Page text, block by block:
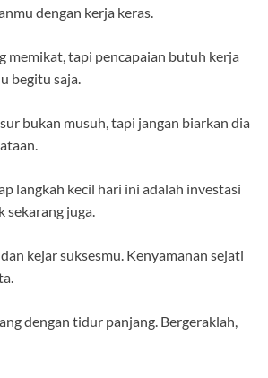
dengan kerja keras.
memikat, tapi pencapaian butuh kerja
begitu saja.
bukan musuh, tapi jangan biarkan dia
langkah kecil hari ini adalah investasi
sekarang juga.
kejar suksesmu. Kenyamanan sejati
dengan tidur panjang. Bergeraklah,